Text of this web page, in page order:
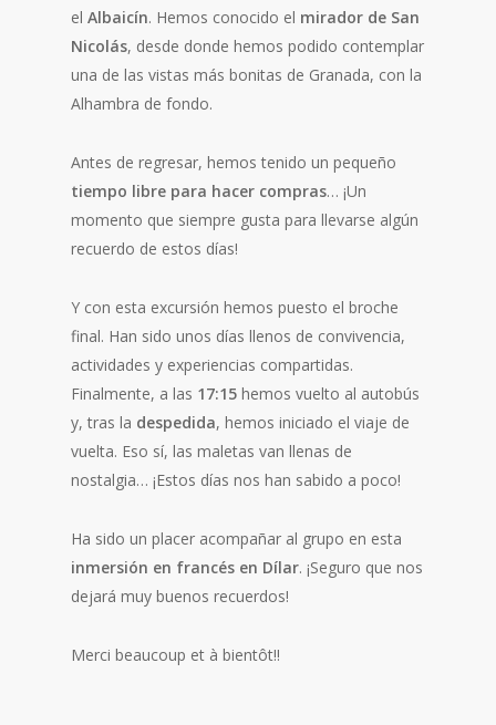
el Albaicín. Hemos conocido el mirador de San
Nicolás, desde donde hemos podido contemplar
una de las vistas más bonitas de Granada, con la
Alhambra de fondo.
Antes de regresar, hemos tenido un pequeño
tiempo libre para hacer compras… ¡Un
momento que siempre gusta para llevarse algún
recuerdo de estos días!
Y con esta excursión hemos puesto el broche
final. Han sido unos días llenos de convivencia,
actividades y experiencias compartidas.
Finalmente, a las 17:15 hemos vuelto al autobús
y, tras la despedida, hemos iniciado el viaje de
vuelta. Eso sí, las maletas van llenas de
nostalgia… ¡Estos días nos han sabido a poco!
Ha sido un placer acompañar al grupo en esta
inmersión en francés en Dílar. ¡Seguro que nos
dejará muy buenos recuerdos!
Merci beaucoup et à bientôt!!